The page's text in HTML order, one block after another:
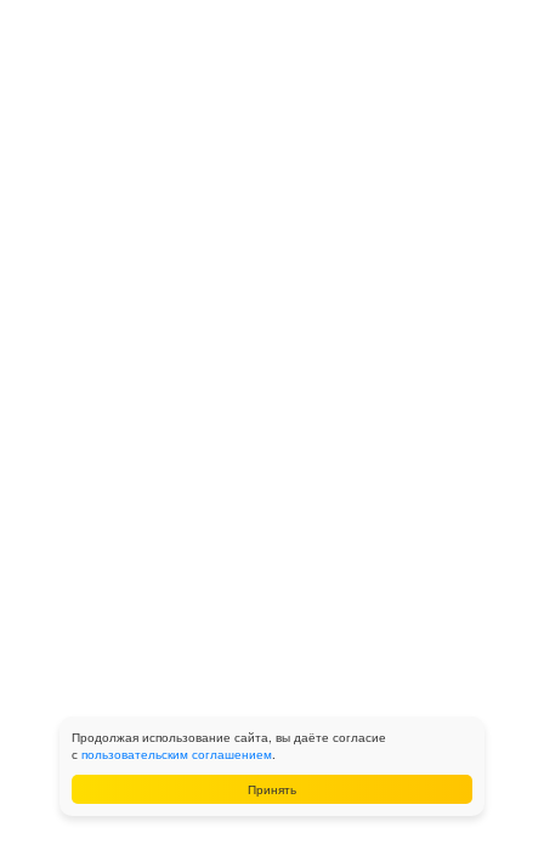
Продолжая использование сайта, вы даёте согласие
с пользовательским соглашением.
Принять